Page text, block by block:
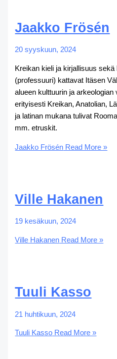
Jaakko Frösén
20 syyskuun, 2024
Kreikan kieli ja kirjallisuus
(professuuri) kattavat Itäsen
alueen kulttuurin ja arkeologian
erityisesti Kreikan, Anatolian,
ja latinan mukana tulivat
mm. etruskit.
Jaakko Frösén Read More »
Ville Hakanen
19 kesäkuun, 2024
Ville Hakanen Read More »
Tuuli Kasso
21 huhtikuun, 2024
Tuuli Kasso Read More »